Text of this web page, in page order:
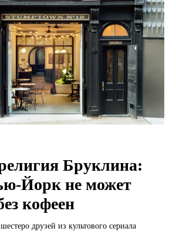
Бруклина:
Йорк не может
кофеен
друзей из культового сериала